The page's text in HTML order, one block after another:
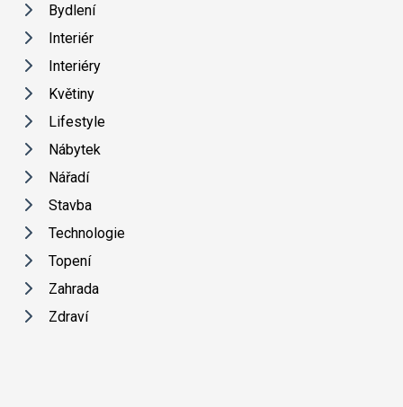
Bydlení
Interiér
Interiéry
Květiny
Lifestyle
Nábytek
Nářadí
Stavba
Technologie
Topení
Zahrada
Zdraví